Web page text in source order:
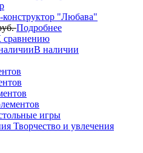
"Любава"
Подробнее
сравнению
В наличии
игры
Творчество и увлечения